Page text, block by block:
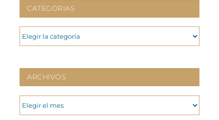
CATEGORIAS
CATEGORIAS
ARCHIVOS
ARCHIVOS